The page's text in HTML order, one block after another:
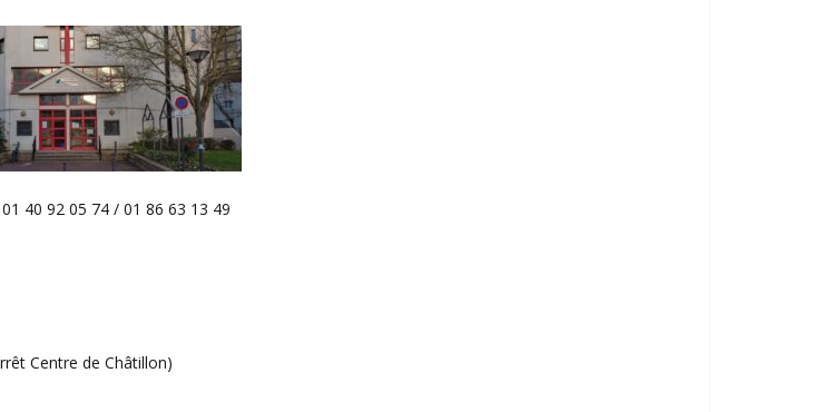
40 92 05 74 / 01 86 63 13 49
Centre de Châtillon)